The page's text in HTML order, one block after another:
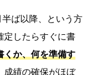
ば以降、という方
定したらすぐに書
くか、何を準備す
成績の確保がほぼ